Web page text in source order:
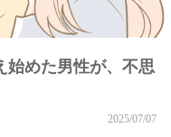
始めた男性が、不思
2025/07/07